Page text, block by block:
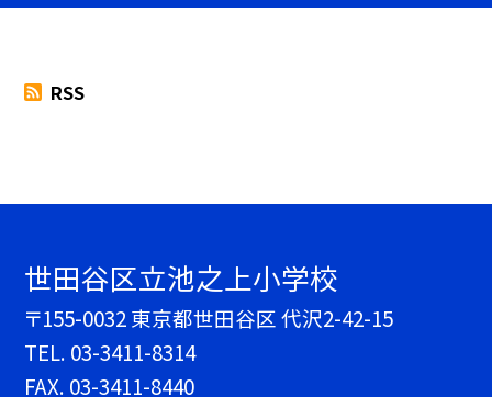
RSS
世田谷区立池之上小学校
〒155-0032 東京都世田谷区 代沢2-42-15
TEL. 03-3411-8314
FAX. 03-3411-8440